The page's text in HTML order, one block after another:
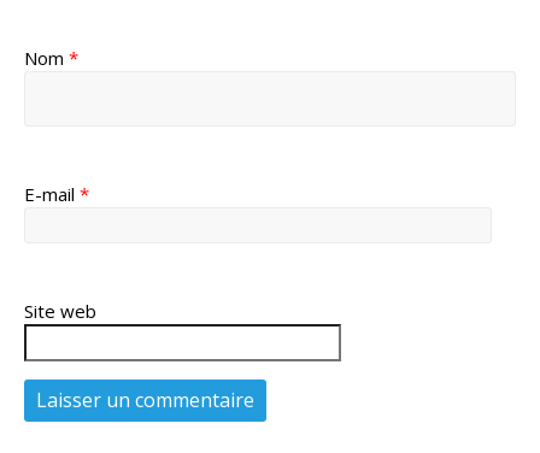
Nom *
E-mail *
Site web